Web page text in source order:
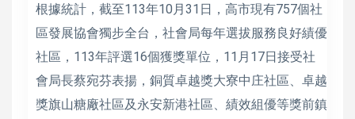
根據統計，截至113年10月31日，高市現有757個社
區發展協會獨步全台，社會局每年選拔服務良好績優
社區，113年評選16個獲獎單位，11月17日接受社
會局長蔡宛芬表揚，銅質卓越獎大寮中庄社區、卓越
獎旗山糖廠社區及永安新港社區、績效組優等獎前鎮